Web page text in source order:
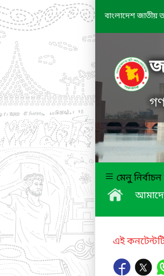
বাংলাদেশ জাতীয়
মেনু
এই